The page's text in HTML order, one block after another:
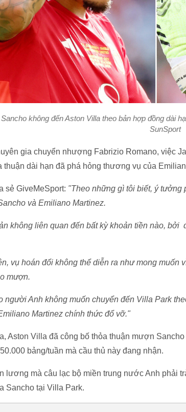
Sancho không đến Aston Villa theo bản hợp đồng dài
SunSport
gia chuyển nhượng Fabrizio Romano, việc
thuận dài hạn đã phá hỏng thương vụ của
sẻ GiveMeSport: "Theo những gì tôi biết, ý tưởng
và Emiliano Martinez.
không liên quan đến bất kỳ khoản tiền nào, bởi
vụ hoán đổi không thể diễn ra như mong muốn
mượn.
người Anh không muốn chuyển đến Villa Park
Martinez chính thức đổ vỡ."
Aston Villa đã công bố thỏa thuận mượn
bảng/tuần mà cầu thủ này đang nhận.
lương mà câu lạc bộ miền trung nước Anh phải
Sancho tại Villa Park.